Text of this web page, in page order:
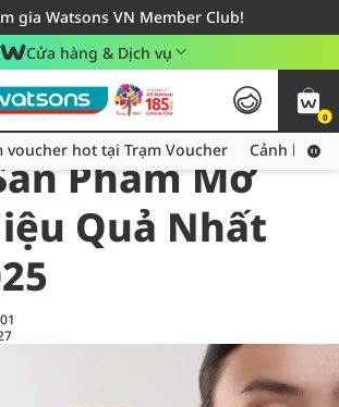
gia Watsons VN Member Club!
giao hàng cho đơn hàng từ 249,000Đ
24h - Áp dụng khu vực TP. Hồ Chí Minh
Cửa hàng & Dịch vụ
0
Thu thập thêm voucher hot tại Trạm Voucher
voucher hot tại Trạm Voucher Cảnh báo
Phẩm Mờ
Quả Nhất